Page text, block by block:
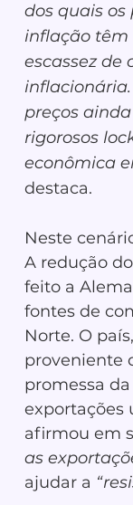
dos quais
inflação têm
escassez de
preços
rigorosos
econômica
destaca.
Neste
A redução
feito a
fontes de
Norte. O
proveniente
promessa
exportações
afirmou em
as
ajudar a